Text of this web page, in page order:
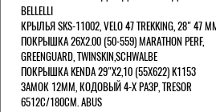
BELLELLI
КРЫЛЬЯ SKS-11002, VELO 47 TREKKING, 28" 47
ПОКРЫШКА 26X2.00 (50-559) MARATHON PERF,
GREENGUARD, TWINSKIN,SCHWALBE
ПОКРЫШКА KENDA 29"Х2,10 (55X622) K1153
ЗАМОК 12ММ, КОДОВЫЙ 4-Х РАЗР, TRESOR
6512C/180СМ. ABUS